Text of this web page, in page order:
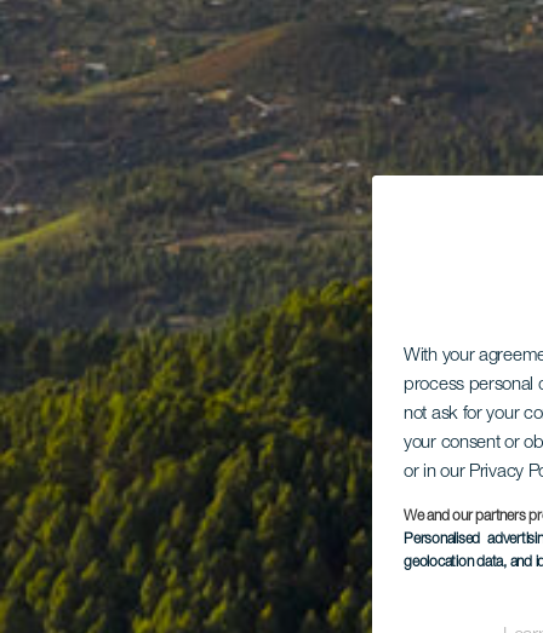
With your
process personal
not ask for your
your consent or
or in our Privacy
We and our partners
Personalised
geolocation data, and